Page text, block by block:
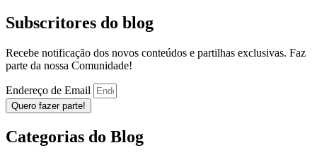
Subscritores do blog
Recebe notificação dos novos conteúdos e partilhas exclusivas. Faz
parte da nossa Comunidade!
Endereço de Email
Quero fazer parte!
Categorias do Blog